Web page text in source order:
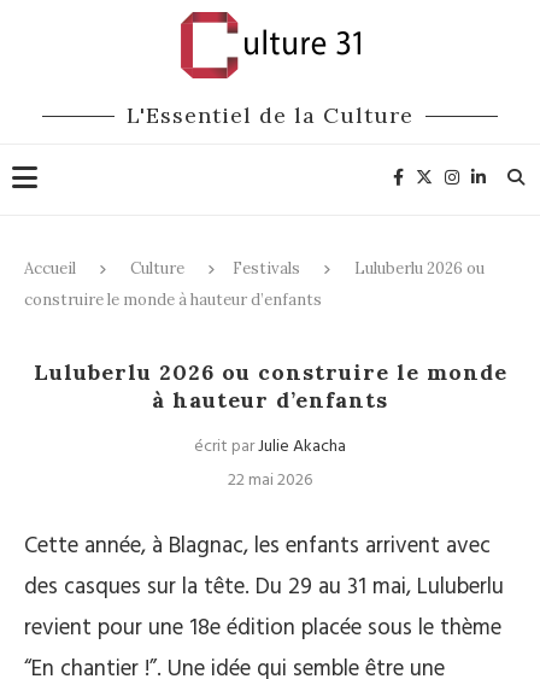
L'Essentiel de la Culture
Accueil Culture Festivals
Luluberlu 2026 ou
construire le monde à hauteur d’enfants
Luluberlu 2026 ou construire le monde
à hauteur d’enfants
écrit parJulie Akacha
22 mai 2026
Cette année, à Blagnac, les enfants arrivent avec
des casques sur la tête. Du 29 au 31 mai, Luluberlu
revient pour une 18e édition placée sous le thème
“En chantier !”. Une idée qui semble être une